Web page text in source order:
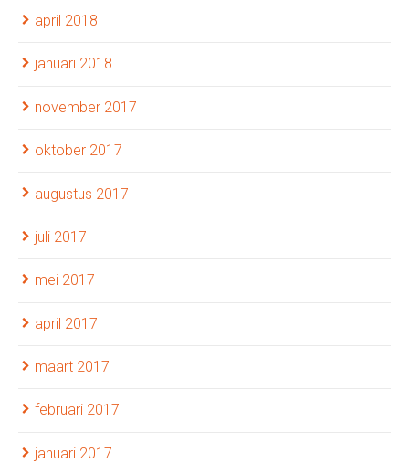
april 2018
januari 2018
november 2017
oktober 2017
augustus 2017
juli 2017
mei 2017
april 2017
maart 2017
februari 2017
januari 2017